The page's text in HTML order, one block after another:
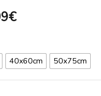
€de
18,99€
à
40x60cm 50x75cm